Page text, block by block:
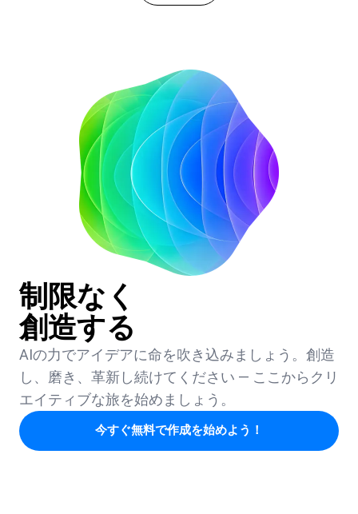
制限なく
創造する
AIの力でアイデアに命を吹き込みましょう。創造
し、磨き、革新し続けてください — ここからクリ
エイティブな旅を始めましょう。
今すぐ無料で作成を始めよう！